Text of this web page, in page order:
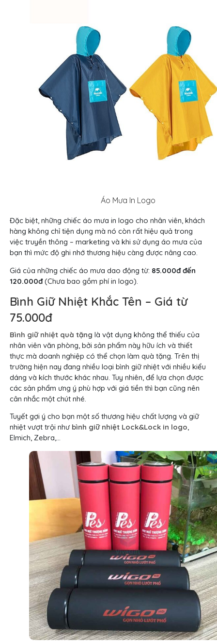
Áo Mưa In Logo
Đặc biệt, những chiếc áo mưa in logo cho nhân viên, khách
hàng không chỉ tiện dụng mà nó còn rất hiệu quả trong
việc truyền thông – marketing và khi sử dụng áo mưa của
bạn thì mức độ ghi nhớ thương hiệu càng được nâng cao.
Giá của những chiếc áo mưa dao động từ: 85.000đ đến
120.000đ(Chưa bao gồm phí in logo).
Bình Giữ Nhiệt Khắc Tên – Giá từ
75.000đ
Bình giữ nhiệt quà tặng là vật dụng không thể thiếu của
nhân viên văn phòng, bởi sản phẩm này hữu ích và thiết
thực mà doanh nghiệp có thể chọn làm quà tặng. Trên thị
trường hiện nay đang nhiều loại bình giữ nhiệt với nhiều kiểu
dáng và kích thước khác nhau. Tuy nhiên, để lựa chọn được
các sản phẩm ưng ý phù hợp với giá tiền thì bạn cũng nên
cân nhắc một chút nhé.
Tuyết gợi ý cho bạn một số thương hiệu chất lượng và giữ
nhiệt vượt trội như bình giữ nhiệt Lock&Lock in logo,
Elmich, Zebra,…